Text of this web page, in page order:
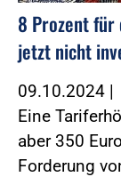
8 Prozent für
jetzt nicht
09.10.2024 |
Eine
aber 350
Forderung